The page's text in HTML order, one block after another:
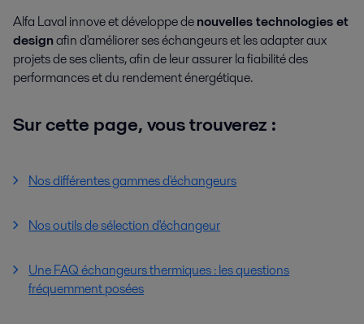
Alfa Laval innove et développe denouvelles technologies et
designafin d'améliorer ses échangeurs et les adapter aux
projets de ses clients, afin de leur assurer la fiabilité des
performances et du rendement énergétique.
Sur cette page, vous trouverez :
Nos différentes gammes d'échangeurs
Nos outils de sélection d'échangeur
Une FAQ échangeurs thermiques : les questions
fréquemment posées